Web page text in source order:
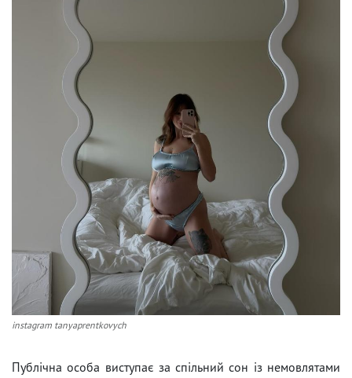
instagram tanyaprentkovych
Публічна особа виступає за спільний сон із немовлятами